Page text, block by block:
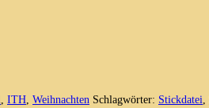
ITH Weihnachten Schlagwörter: Stickdatei